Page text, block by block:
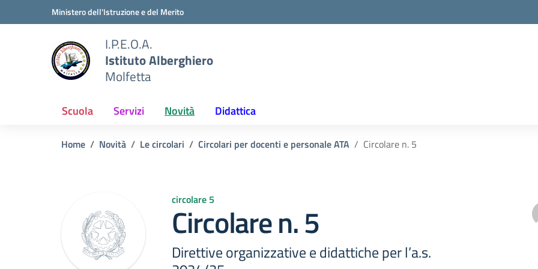
Vai ai contenuti
Vai al menu di navigazioneMinistero dell'Istruzione e del Merito
I.P.E.O.A.
Istituto Alberghiero
Molfetta
Scuola Servizi Novità Didattica
Home Novità Le circolari Circolari per docenti e personale ATA Circolare n. 5
circolare 5
Circolare n. 5
Direttive organizzative e didattiche per l’a.s.